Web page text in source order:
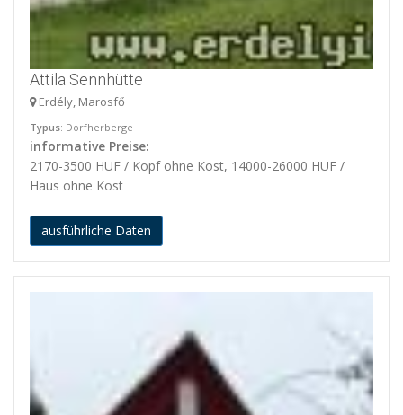
Attila Sennhütte
Erdély, Marosfő
Typus: Dorfherberge
informative Preise:
2170-3500 HUF / Kopf ohne Kost, 14000-26000 HUF /
Haus ohne Kost
ausführliche Daten